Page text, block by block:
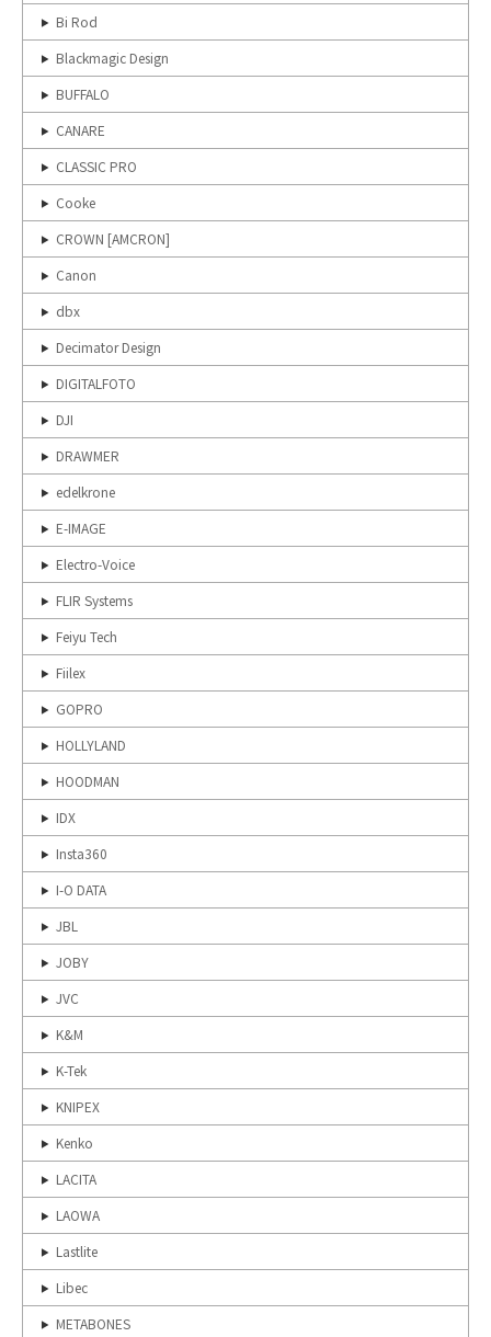
Bi Rod
Blackmagic Design
BUFFALO
CANARE
CLASSIC PRO
Cooke
CROWN [AMCRON]
Canon
dbx
Decimator Design
DIGITALFOTO
DJI
DRAWMER
edelkrone
E-IMAGE
Electro-Voice
FLIR Systems
Feiyu Tech
Fiilex
GOPRO
HOLLYLAND
HOODMAN
IDX
Insta360
I-O DATA
JBL
JOBY
JVC
K&M
K-Tek
KNIPEX
Kenko
LACITA
LAOWA
Lastlite
Libec
METABONES